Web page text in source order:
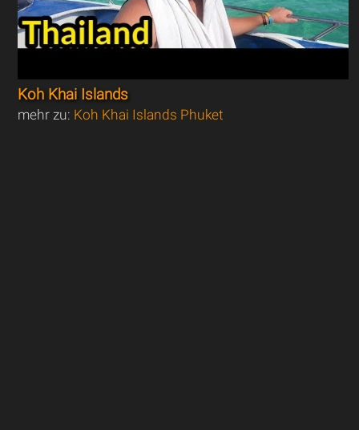
Koh Khai Islands
mehr zu: Koh Khai Islands Phuket